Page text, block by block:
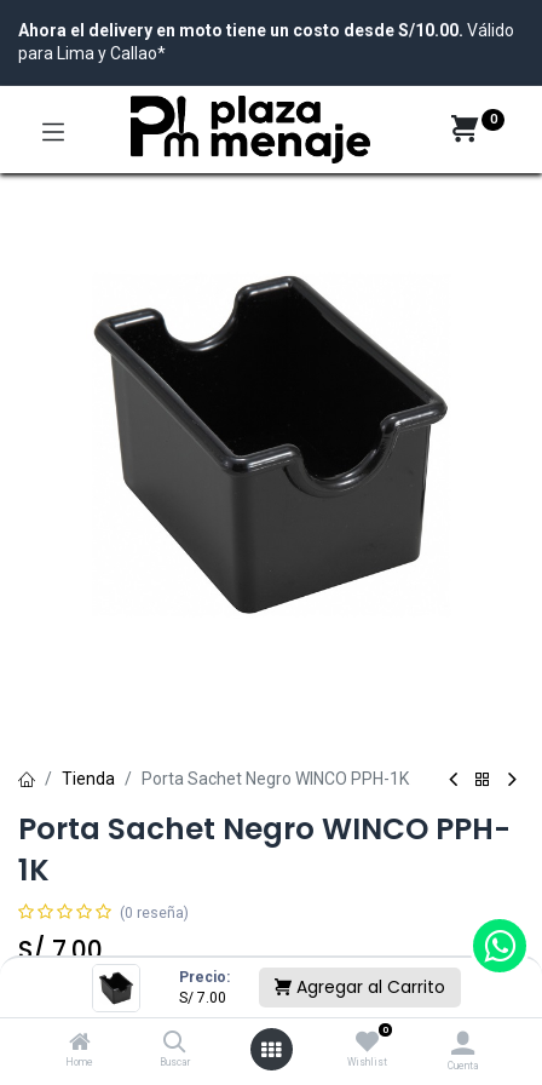
Precio:
S/ 7.00 Agregar al Carrito
Home Buscar
0
Wishlist Cuenta
Ahora el delivery en moto tiene un costo desde S/10.00. Válido
para Lima y Callao*
0
Tienda Porta Sachet Negro WINCO PPH-1K
Porta Sachet Negro WINCO PPH-
1K
(0 reseña)
S/7.00
Agregar al Carrito